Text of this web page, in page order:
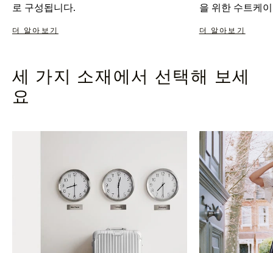
로 구성됩니다.
더 알아보기
을 위한 수트케
더 알아보기
세 가지 소재에서 선택해 보세
요